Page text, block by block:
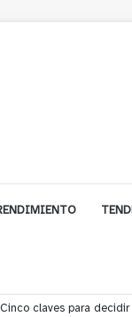
avanzar en la